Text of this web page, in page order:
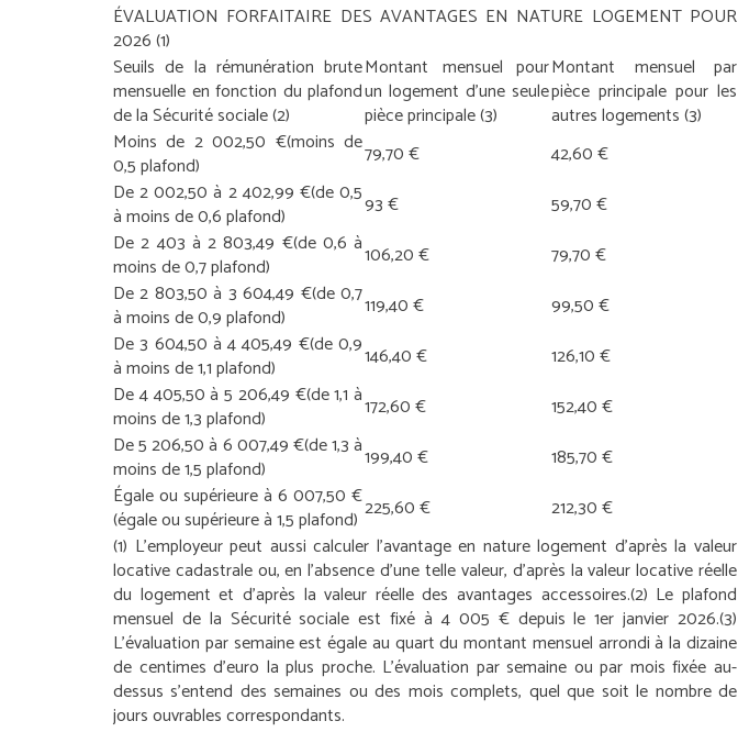
ÉVALUATION FORFAITAIRE DES AVANTAGES EN NATURE LOGEMENT POUR
2026(1)
Seuils de la rémunération brute
mensuelle en fonction du plafond
de la Sécurité sociale(2)
Montant mensuel pour
un logement d’une seule
pièce principale(3)
Montant mensuel par
pièce principale pour les
autres logements(3)
Moins de 2 002,50 €(moins de
0,5 plafond)
79,70 €
42,60 €
De 2 002,50 à 2 402,99 €(de 0,5
à moins de 0,6 plafond)
93 €
59,70 €
De 2 403 à 2 803,49 €(de 0,6 à
moins de 0,7 plafond)
106,20 €
79,70 €
De 2 803,50 à 3 604,49 €(de 0,7
à moins de 0,9 plafond)
119,40 €
99,50 €
De 3 604,50 à 4 405,49 €(de 0,9
à moins de 1,1 plafond)
146,40 €
126,10 €
De 4 405,50 à 5 206,49 €(de 1,1 à
moins de 1,3 plafond)
172,60 €
152,40 €
De 5 206,50 à 6 007,49 €(de 1,3 à
moins de 1,5 plafond)
199,40 €
185,70 €
Égale ou supérieure à 6 007,50 €
(égale ou supérieure à 1,5 plafond) 225,60 €
212,30 €
(1) L’employeur peut aussi calculer l’avantage en nature logement d’après la valeur
locative cadastrale ou, en l’absence d’une telle valeur, d’après la valeur locative réelle
du logement et d’après la valeur réelle des avantages accessoires.(2) Le plafond
mensuel de la Sécurité sociale est fixé à 4 005 € depuis le 1er janvier 2026.(3)
L’évaluation par semaine est égale au quart du montant mensuel arrondi à la dizaine
de centimes d’euro la plus proche. L’évaluation par semaine ou par mois fixée au-
dessus s’entend des semaines ou des mois complets, quel que soit le nombre de
jours ouvrables correspondants.